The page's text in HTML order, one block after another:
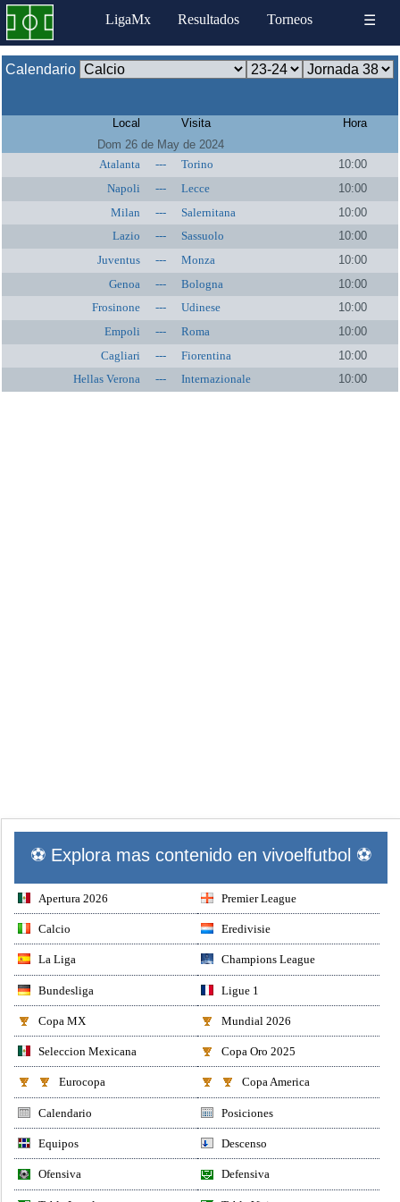
LigaMx Resultados Torneos ☰
Calendario
Local Visita
Hora
Dom 26 de May de 2024
Atalanta
--- Torino
10:00
Napoli
--- Lecce
10:00
Milan
--- Salernitana
10:00
Lazio
--- Sassuolo
10:00
Juventus
--- Monza
10:00
Genoa
--- Bologna
10:00
Frosinone
--- Udinese
10:00
Empoli
--- Roma
10:00
Cagliari
--- Fiorentina
10:00
Hellas Verona
--- Internazionale 10:00
⚽ Explora mas contenido en vivoelfutbol ⚽
Apertura 2026 Premier League
Calcio Eredivisie
La Liga Champions League
Bundesliga Ligue 1
Copa MX Mundial 2026
Seleccion Mexicana Copa Oro 2025
Eurocopa Copa America
Calendario Posiciones
Equipos Descenso
Ofensiva Defensiva